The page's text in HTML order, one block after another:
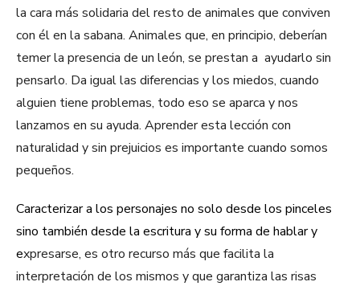
la cara más solidaria del resto de animales que conviven
con él en la sabana. Animales que, en principio, deberían
temer la presencia de un león, se prestan a ayudarlo sin
pensarlo. Da igual las diferencias y los miedos, cuando
alguien tiene problemas, todo eso se aparca y nos
lanzamos en su ayuda. Aprender esta lección con
naturalidad y sin prejuicios es importante cuando somos
pequeños.
Caracterizar a los personajes no solo desde los pinceles
sino también desde la escritura y su forma de hablar y
expresarse, es otro recurso más que facilita la
interpretación de los mismos y que garantiza las risas